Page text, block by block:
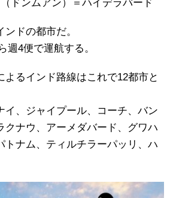
ドンムアン）＝ハイデラバード
ドの都市だ。
週4便で運航する。
よるインド路線はこれで12都市と
イ、ジャイプール、コーチ、バン
クナウ、アーメダバード、グワハ
トナム、ティルチラーパッリ、ハ